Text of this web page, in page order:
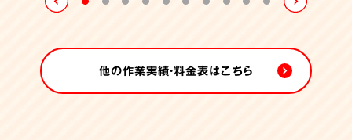
他の作業実績・料金表はこちら